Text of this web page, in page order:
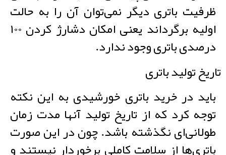
ظرفیت باتری دیگر نمی‌توان آن را به حالت
اولیه برگرداند یعنی امکان دشارژ کردن ۱۰۰
درصدی باتری وجود ندارد.
تاریخ تولید باتری
باید در خرید باتری خورشیدی به این نکته
توجه کرد که از تاریخ تولید آنها مدت زمان
طولانی‌ای نگذشته باشد. چون در این صورت
باتری‌ها از سلامت کاملی برخوردار نیستند و